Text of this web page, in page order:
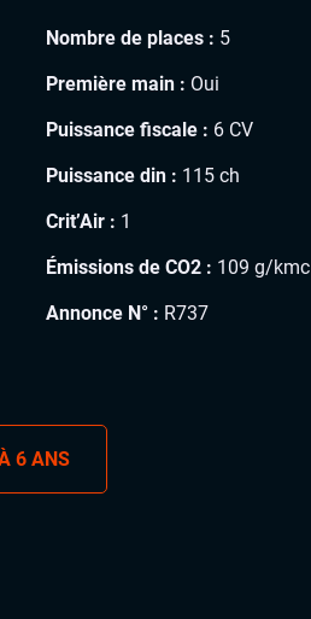
Nombre de places : 5
Première main : Oui
Puissance fiscale : 6 CV
Puissance din : 115 ch
Crit’Air : 1
Émissions de CO2 : 109 g/kmc
Annonce N° : R737
6 ANS